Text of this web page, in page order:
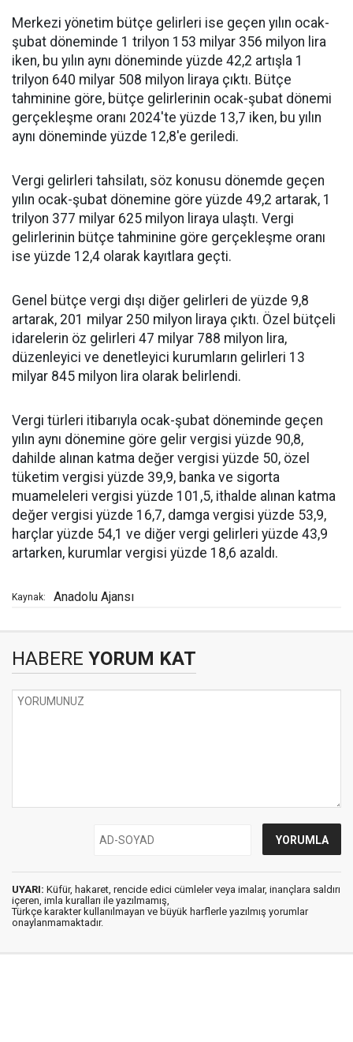
Merkezi yönetim bütçe gelirleri ise geçen yılın ocak-
şubat döneminde 1 trilyon 153 milyar 356 milyon lira
iken, bu yılın aynı döneminde yüzde 42,2 artışla 1
trilyon 640 milyar 508 milyon liraya çıktı. Bütçe
tahminine göre, bütçe gelirlerinin ocak-şubat dönemi
gerçekleşme oranı 2024'te yüzde 13,7 iken, bu yılın
aynı döneminde yüzde 12,8'e geriledi.
Vergi gelirleri tahsilatı, söz konusu dönemde geçen
yılın ocak-şubat dönemine göre yüzde 49,2 artarak, 1
trilyon 377 milyar 625 milyon liraya ulaştı. Vergi
gelirlerinin bütçe tahminine göre gerçekleşme oranı
ise yüzde 12,4 olarak kayıtlara geçti.
Genel bütçe vergi dışı diğer gelirleri de yüzde 9,8
artarak, 201 milyar 250 milyon liraya çıktı. Özel bütçeli
idarelerin öz gelirleri 47 milyar 788 milyon lira,
düzenleyici ve denetleyici kurumların gelirleri 13
milyar 845 milyon lira olarak belirlendi.
Vergi türleri itibarıyla ocak-şubat döneminde geçen
yılın aynı dönemine göre gelir vergisi yüzde 90,8,
dahilde alınan katma değer vergisi yüzde 50, özel
tüketim vergisi yüzde 39,9, banka ve sigorta
muameleleri vergisi yüzde 101,5, ithalde alınan katma
değer vergisi yüzde 16,7, damga vergisi yüzde 53,9,
harçlar yüzde 54,1 ve diğer vergi gelirleri yüzde 43,9
artarken, kurumlar vergisi yüzde 18,6 azaldı.
Kaynak: Anadolu Ajansı
HABERE YORUM KAT
UYARI: Küfür, hakaret, rencide edici cümleler veya imalar, inançlara saldırı
içeren, imla kuralları ile yazılmamış,
Türkçe karakter kullanılmayan ve büyük harflerle yazılmış yorumlar
onaylanmamaktadır.